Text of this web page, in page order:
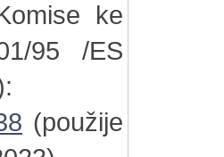
ke
95 /ES
(použije